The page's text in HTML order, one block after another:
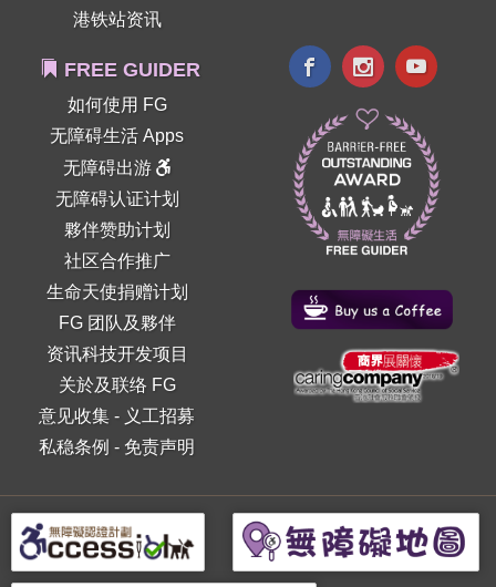
港铁站资讯
FREE GUIDER
如何使用 FG
无障碍生活 Apps
无障碍出游
无障碍认证计划
夥伴赞助计划
社区合作推广
生命天使捐赠计划
FG 团队及夥伴
资讯科技开发项目
关於及联络 FG
意见收集 - 义工招募
私稳条例 - 免责声明